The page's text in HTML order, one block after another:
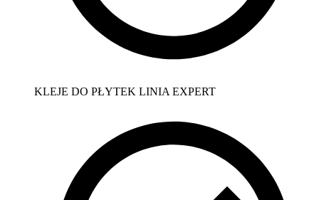
KLEJE DO PŁYTEK LINIA EXPERT